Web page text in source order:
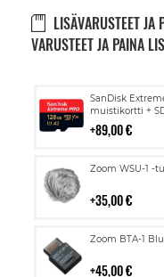
LISÄVARUSTEET JA
VARUSTEET JA PAINA
SanDisk
muistikortti +
89,00 €
Lisää
ostoskoriin
Zoom WSU-1 -
35,00 €
Lisää
Zoom BTA-1
45,00 €
Lisää